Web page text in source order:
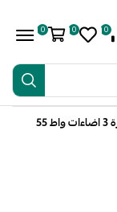
0
0
0